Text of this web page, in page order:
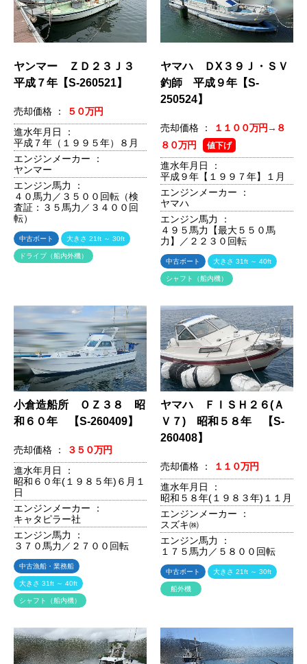
ヤンマー ＺＤ２３Ｊ３
平成７年【S-260521】
売却価格 ：
５０万円
進水年月日 ：
平成７年（１９９５年）８月
エンジンメーカー ：
ヤンマー
エンジン馬力 ：
４０馬力／３５００回転（検
査証：３５馬力／３４００回
転）
中古ボート 大きさ 21ft ～ 30ft
ドライブ（船内外機）
ヤマハ ＤX３９Ｊ・ＳＶ
釣師 平成９年【S-
250524】
売却価格 ：
１１００万円→８
８０万円
値下げ
進水年月日 ：
平成９年【１９９７年】１月
エンジンメーカー ：
ヤマハ
エンジン馬力 ：
４９５馬力【最大５５０馬
力】／２２３０回転
中古ボート 大きさ 31ft ～ 40ft
シャフト（船内機）
小倉造船所 ＯＺ３８ 昭
和６０年 【S-260409】
売却価格 ：
３５０万円
進水年月日 ：
昭和６０年(１９８５年)６月１
日
エンジンメーカー ：
キャタピラー社
エンジン馬力 ：
３７０馬力／２７００回転
中古漁船・業務船
大きさ 31ft ～ 40ft
シャフト（船内機）
ヤマハ ＦＩＳＨ２６(Ａ
Ｖ７) 昭和５８年 【S-
260408】
売却価格 ：
１１０万円
進水年月日 ：
昭和５８年(１９８３年)１１月
エンジンメーカー ：
スズキ㈱
エンジン馬力 ：
１７５馬力／５８００回転
中古ボート 大きさ 21ft ～ 30ft
船外機